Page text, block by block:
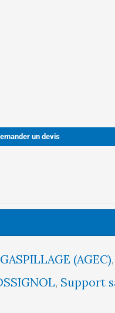
un devis
(AGEC),
, Support